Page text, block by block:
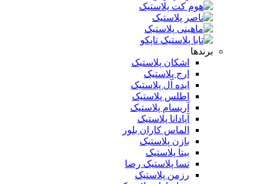
برندها
اشکان پلاستیک
ارج پلاستیک
ایده آل پلاستیک
اطلس پلاستیک
آریسام پلاستیک
آپادانا پلاستیک
الماس کاران بلور
بازن پلاستیک
بیتا پلاستیک
تسا پلاستیک رضا
رزمن پلاستیک